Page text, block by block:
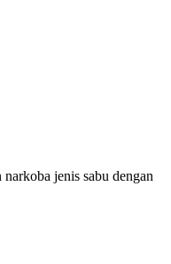
jenis sabu dengan